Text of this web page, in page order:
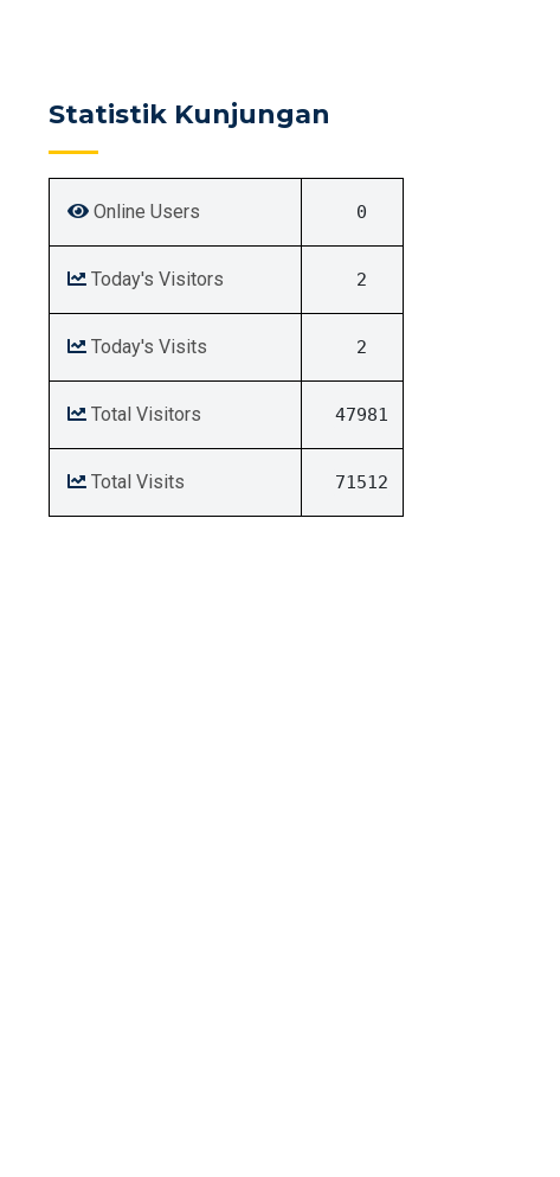
Statistik Kunjungan
Online Users 0
Today's Visitors 2
Today's Visits 2
Total Visitors 47981
Total Visits 71512